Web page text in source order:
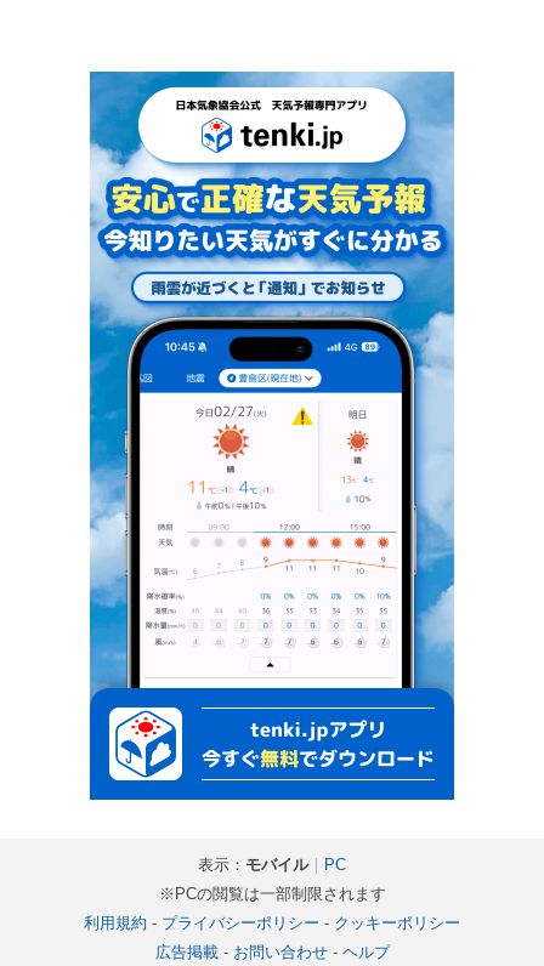
表示： モバイル｜ PC
※PCの閲覧は一部制限されます
利用規約 - プライバシーポリシー - クッキーポリシー
広告掲載- お問い合わせ- ヘルプ